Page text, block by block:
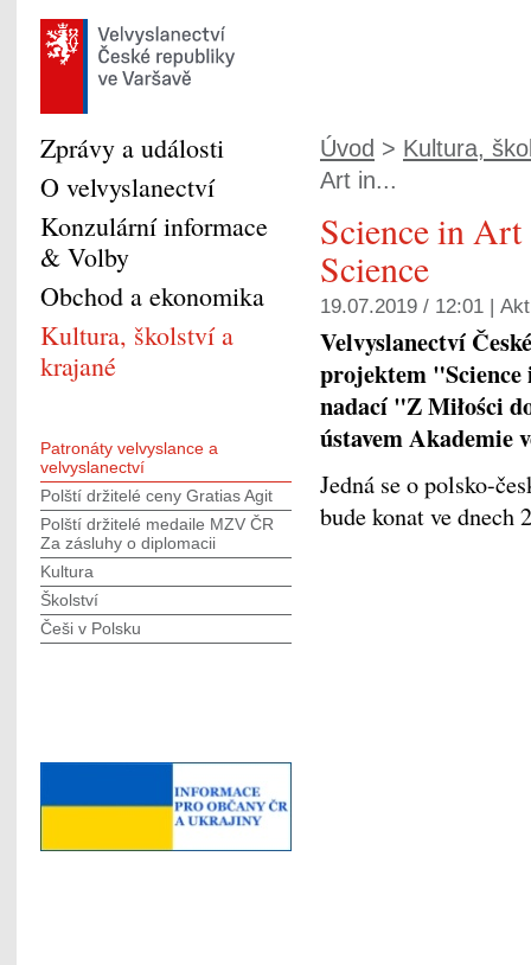
Úvod > Kultura,
Art in...
Science in
Science
19.07.2019 / 12:01 |
Velvyslanectví
projektem
nadací "Z Miłości
ústavem Akademie
Jedná se o polsko-
bude konat ve dnech
Zprávy a události
O velvyslanectví
Konzulární informace
& Volby
Obchod a ekonomika
Kultura, školství a
krajané
Patronáty velvyslance a
velvyslanectví
Polští držitelé ceny Gratias Agit
Polští držitelé medaile MZV ČR
Za zásluhy o diplomacii
Kultura
Školství
Češi v Polsku